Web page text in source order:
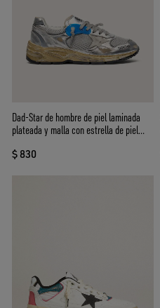
Dad-Star de hombre de piel laminada
plateada y malla con estrella de piel
$ 830